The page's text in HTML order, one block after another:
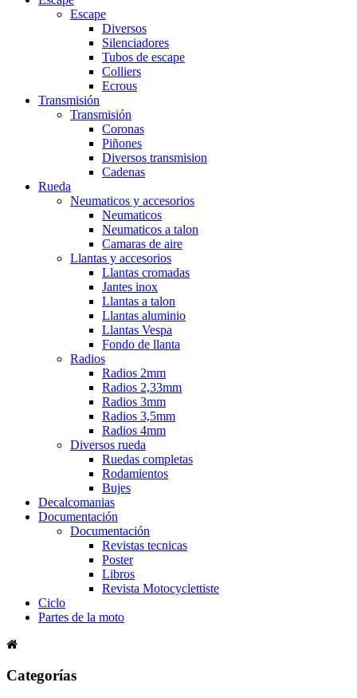
Escape
Diversos
Silenciadores
Tubos de escape
Colliers
Ecrous
Transmisión
Transmisión
Coronas
Piñones
Diversos transmision
Cadenas
Rueda
Neumaticos y accesorios
Neumaticos
Neumaticos a talon
Camaras de aire
Llantas y accesorios
Llantas cromadas
Jantes inox
Llantas a talon
Llantas aluminio
Llantas Vespa
Fondo de llanta
Radios
Radios 2mm
Radios 2,33mm
Radios 3mm
Radios 3,5mm
Radios 4mm
Diversos rueda
Ruedas completas
Rodamientos
Bujes
Decalcomanias
Documentación
Documentación
Revistas tecnicas
Poster
Libros
Revista Motocyclettiste
Ciclo
Partes de la moto
Categorías